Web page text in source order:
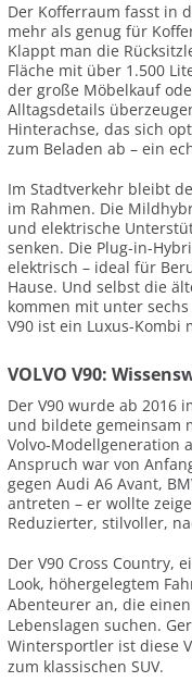
Der Kofferraum fasst in
mehr als genug für
Klappt man die
Fläche mit über 1.500
der große Möbelkauf
Alltagsdetails
Hinterachse, das sich
zum Beladen ab – ein
Im Stadtverkehr bleibt
im Rahmen. Die
und elektrische
senken. Die Plug-in-
elektrisch – ideal für
Hause. Und selbst die
kommen mit unter
V90 ist ein Luxus-Kombi
VOLVO V90:
Der V90 wurde ab 2016
und bildete gemeinsam
Volvo-Modellgeneration
Anspruch war von
gegen Audi A6 Avant,
antreten – er wollte
Reduzierter, stilvoller,
Der V90 Cross Country,
Look, höhergelegtem
Abenteurer an, die
Lebenslagen suchen.
Wintersportler ist diese
zum klassischen SUV.